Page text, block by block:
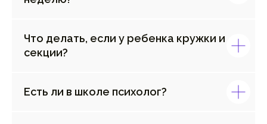
Что делать, если у ребенка кружки и
секции?
Есть ли в школе психолог?